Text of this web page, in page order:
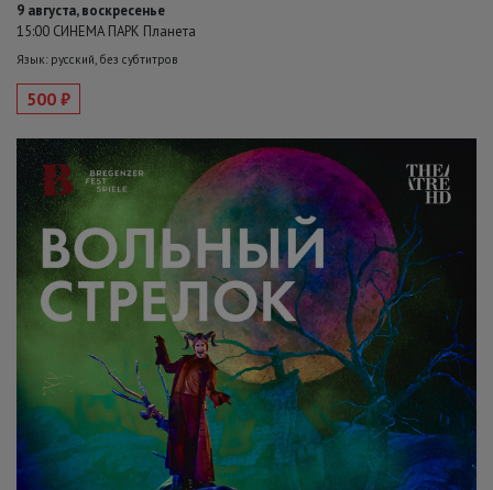
9 августа, воскресенье
15:00 СИНЕМА ПАРК Планета
Язык: русский, без субтитров
500 ₽